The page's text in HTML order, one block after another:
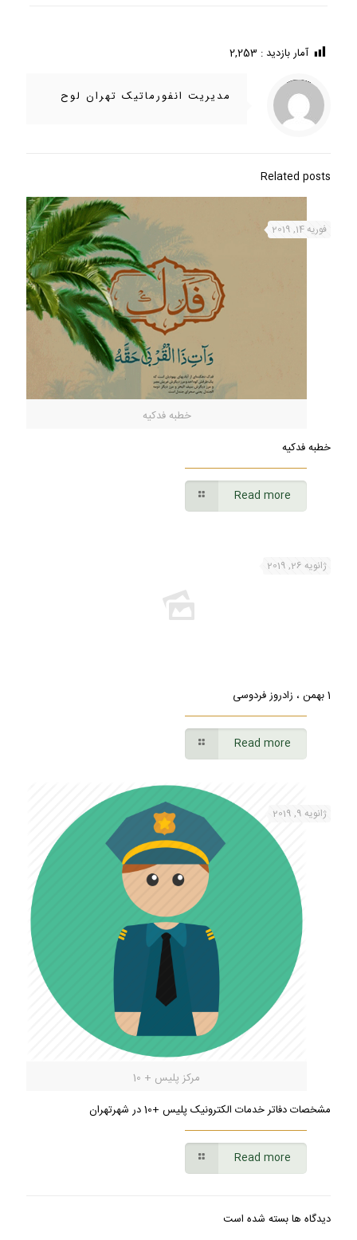
آمار بازدید : 2,253
Warning
/home/ifapasar/tehranloh1.ir/wp-content/themes/betheme-2196/includes/content-single.php
on line
286
مدیریت انفورماتیک تهران لوح
Related posts
خطبه فدکیه
فوریه 14, 2019
خطبه فدکیه
Read more
ژانویه 26, 2019
1 بهمن ، زادروز فردوسی
Read more
مرکز پلیس + 10
ژانویه 9, 2019
مشخصات دفاتر خدمات الکترونیک پلیس +10 در شهرتهران
Read more
دیدگاه ها بسته شده است